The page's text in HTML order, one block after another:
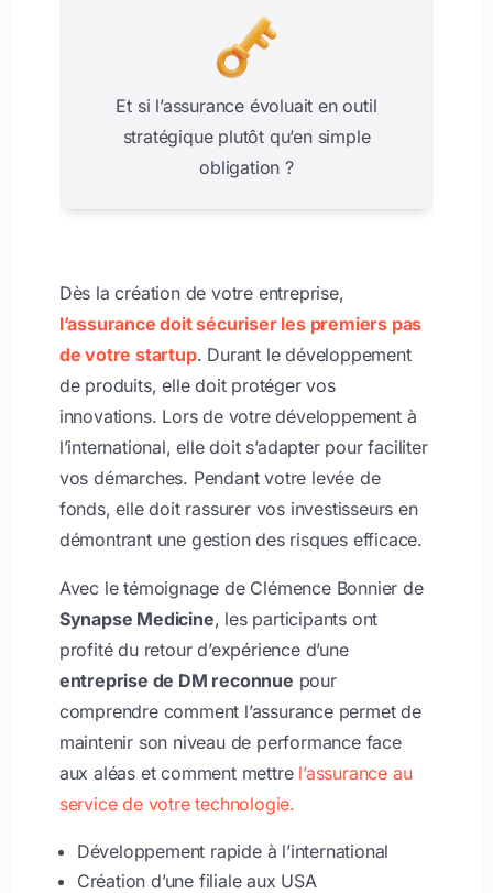
Et si l’assurance évoluait en outil
stratégique plutôt qu’en simple
obligation ?
Dès la création de votre entreprise,
l’assurance doit sécuriser les premiers pas
de votre startup. Durant le développement
de produits, elle doit protéger vos
innovations. Lors de votre développement à
l’international, elle doit s’adapter pour faciliter
vos démarches. Pendant votre levée de
fonds, elle doit rassurer vos investisseurs en
démontrant une gestion des risques efficace.
Avec le témoignage de Clémence Bonnier de
Synapse Medicine, les participants ont
profité du retour d’expérience d’une
entreprise de DM reconnue pour
comprendre comment l’assurance permet de
maintenir son niveau de performance face
aux aléas et comment mettre l’assurance au
service de votre technologie.
Développement rapide à l’international
Création d’une filiale aux USA